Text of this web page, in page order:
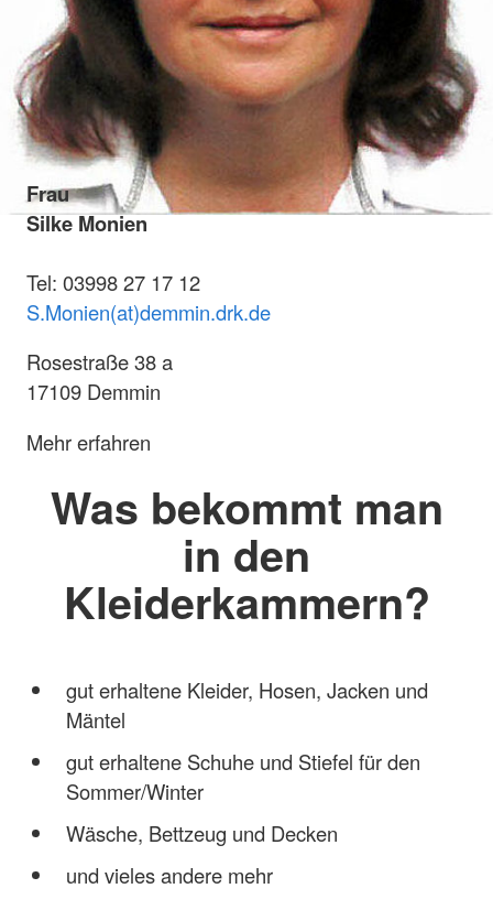
Frau
Silke Monien
Tel: 03998 27 17 12
S.Monien(at)demmin.drk.de
Rosestraße 38 a
17109 Demmin
Mehr erfahren
Was bekommt man
in den
Kleiderkammern?
gut erhaltene Kleider, Hosen, Jacken und
Mäntel
gut erhaltene Schuhe und Stiefel für den
Sommer/Winter
Wäsche, Bettzeug und Decken
und vieles andere mehr